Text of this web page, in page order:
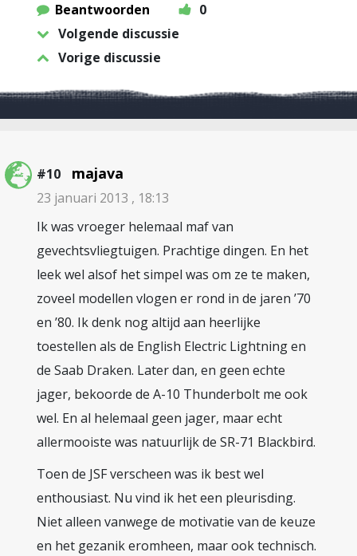
Beantwoorden
0
Volgende discussie
Vorige discussie
#10 majava
23 januari 2013 , 18:13
Ik was vroeger helemaal maf van
gevechtsvliegtuigen. Prachtige dingen. En het
leek wel alsof het simpel was om ze te maken,
zoveel modellen vlogen er rond in de jaren ’70
en ’80. Ik denk nog altijd aan heerlijke
toestellen als de English Electric Lightning en
de Saab Draken. Later dan, en geen echte
jager, bekoorde de A-10 Thunderbolt me ook
wel. En al helemaal geen jager, maar echt
allermooiste was natuurlijk de SR-71 Blackbird.
Toen de JSF verscheen was ik best wel
enthousiast. Nu vind ik het een pleurisding.
Niet alleen vanwege de motivatie van de keuze
en het gezanik eromheen, maar ook technisch.